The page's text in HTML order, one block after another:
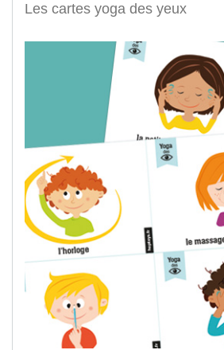
Les cartes yoga des yeux